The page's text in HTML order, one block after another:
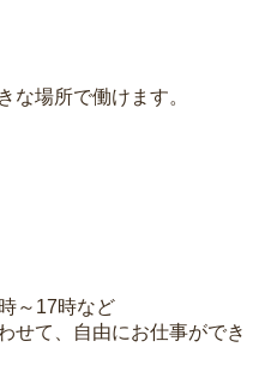
な場所で働けます。
～17時など
せて、自由にお仕事ができ